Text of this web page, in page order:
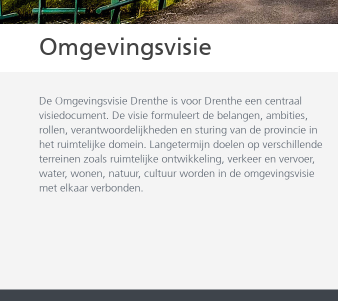
Omgevingsvisie
De Omgevingsvisie Drenthe is voor Drenthe een centraal
visiedocument. De visie formuleert de belangen, ambities,
rollen, verantwoordelijkheden en sturing van de provincie in
het ruimtelijke domein. Langetermijn doelen op verschillende
terreinen zoals ruimtelijke ontwikkeling, verkeer en vervoer,
water, wonen, natuur, cultuur worden in de omgevingsvisie
met elkaar verbonden.